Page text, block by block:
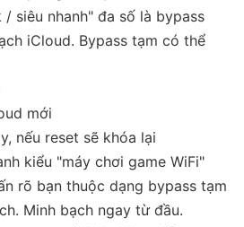
siêu nhanh" đa số là bypass
iCloud. Bypass tạm có thể
mới
nếu reset sẽ khóa lại
kiểu "máy chơi game WiFi"
rõ bạn thuộc dạng bypass tạm
Minh bạch ngay từ đầu.